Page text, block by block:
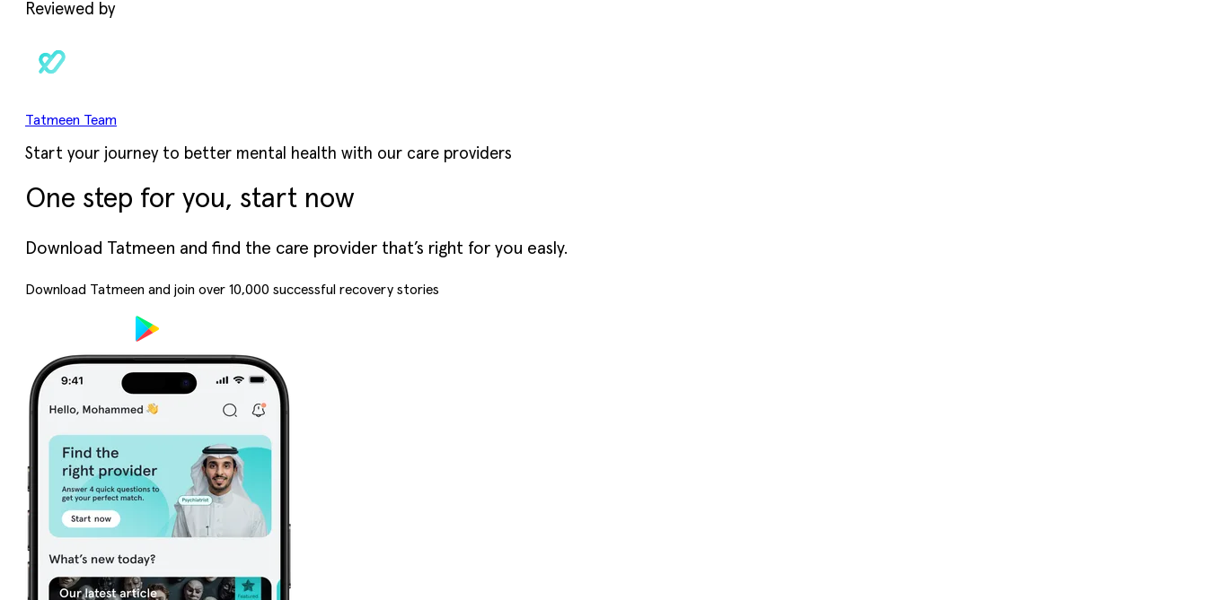
Reviewed by
Tatmeen Team
Start your journey to better mental health with our care providers
One step for you, start now
Download Tatmeen and find the care provider that’s right for you easly.
Download Tatmeen and join over 10,000 successful recovery stories